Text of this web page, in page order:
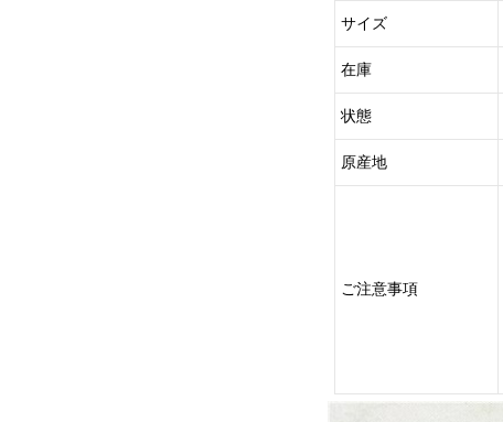
サイズ
在庫
状態
原産地
ご注意事項